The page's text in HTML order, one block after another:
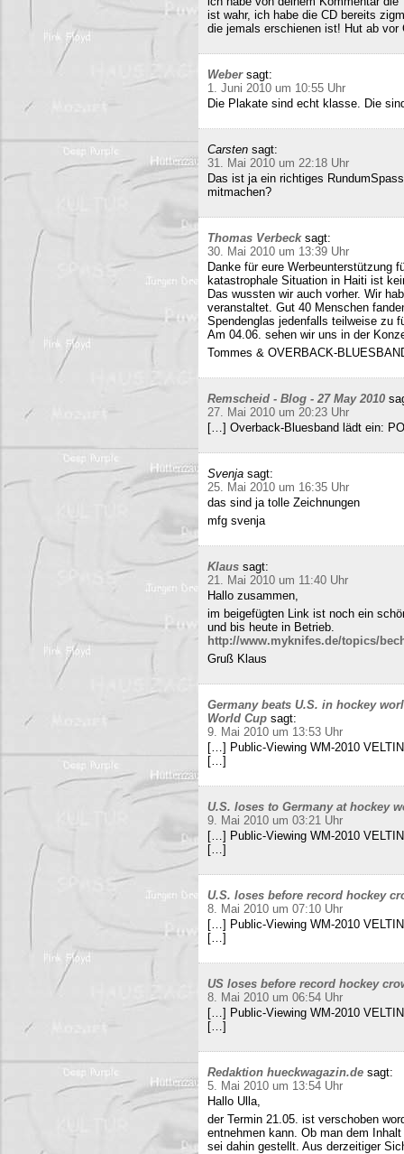
ist wahr, ich habe die CD bereits
die jemals erschienen ist! Hut ab vor
Weber sagt:
1. Juni 2010 um 10:55 Uhr
Die Plakate sind echt klasse. Die
Carsten sagt:
31. Mai 2010 um 22:18 Uhr
Das ist ja ein richtiges
mitmachen?
Thomas Verbeck sagt:
30. Mai 2010 um 13:39 Uhr
Danke für eure Werbeunterstützung
katastrophale Situation in Haiti ist
Das wussten wir auch vorher. Wir
veranstaltet. Gut 40 Menschen
Spendenglas jedenfalls teilweise zu
Am 04.06. sehen wir uns in der
Tommes & OVERBACK-
Remscheid - Blog - 27 May 2010
27. Mai 2010 um 20:23 Uhr
[…] Overback-Bluesband lädt ein:
Svenja sagt:
25. Mai 2010 um 16:35 Uhr
das sind ja tolle Zeichnungen
mfg svenja
Klaus sagt:
21. Mai 2010 um 11:40 Uhr
Hallo zusammen,
im beigefügten Link ist noch ein
und bis heute in Betrieb.
http://www.myknifes.de/topics/
Gruß Klaus
Germany beats U.S. in hockey
World Cup sagt:
9. Mai 2010 um 13:53 Uhr
[…] Public-Viewing WM-2010
[…]
U.S. loses to Germany at hockey
9. Mai 2010 um 03:21 Uhr
[…] Public-Viewing WM-2010
[…]
U.S. loses before record hockey
8. Mai 2010 um 07:10 Uhr
[…] Public-Viewing WM-2010
[…]
US loses before record hockey
8. Mai 2010 um 06:54 Uhr
[…] Public-Viewing WM-2010
[…]
Redaktion hueckwagazin.de sagt:
5. Mai 2010 um 13:54 Uhr
Hallo Ulla,
der Termin 21.05. ist verschoben
entnehmen kann. Ob man dem
sei dahin gestellt. Aus derzeitiger